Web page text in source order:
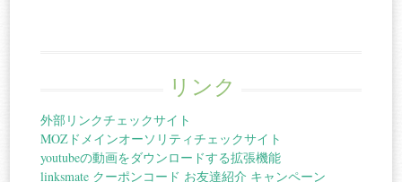
リンク
外部リンクチェックサイト
MOZドメインオーソリティチェックサイト
youtubeの動画をダウンロードする拡張機能
linksmate クーポンコード お友達紹介 キャンペーン